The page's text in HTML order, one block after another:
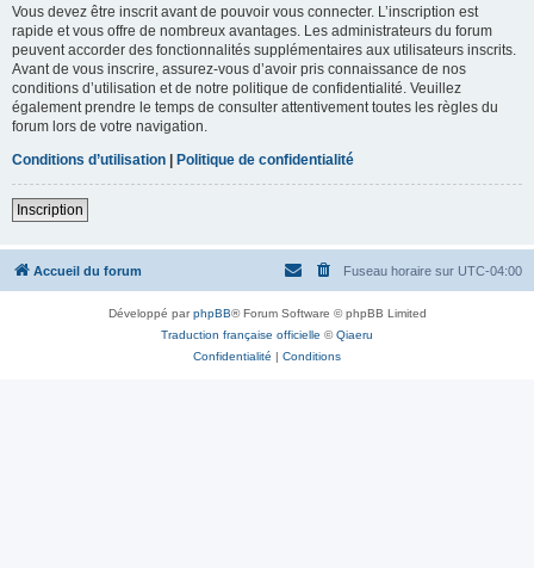
Vous devez être inscrit avant de pouvoir vous connecter. L’inscription est
rapide et vous offre de nombreux avantages. Les administrateurs du forum
peuvent accorder des fonctionnalités supplémentaires aux utilisateurs inscrits.
Avant de vous inscrire, assurez-vous d’avoir pris connaissance de nos
conditions d’utilisation et de notre politique de confidentialité. Veuillez
également prendre le temps de consulter attentivement toutes les règles du
forum lors de votre navigation.
Conditions d’utilisation | Politique de confidentialité
Inscription
Accueil du forum Fuseau horaire sur UTC-04:00
Développé parphpBB® Forum Software © phpBB Limited
Traduction française officielle ©Qiaeru
Confidentialité | Conditions